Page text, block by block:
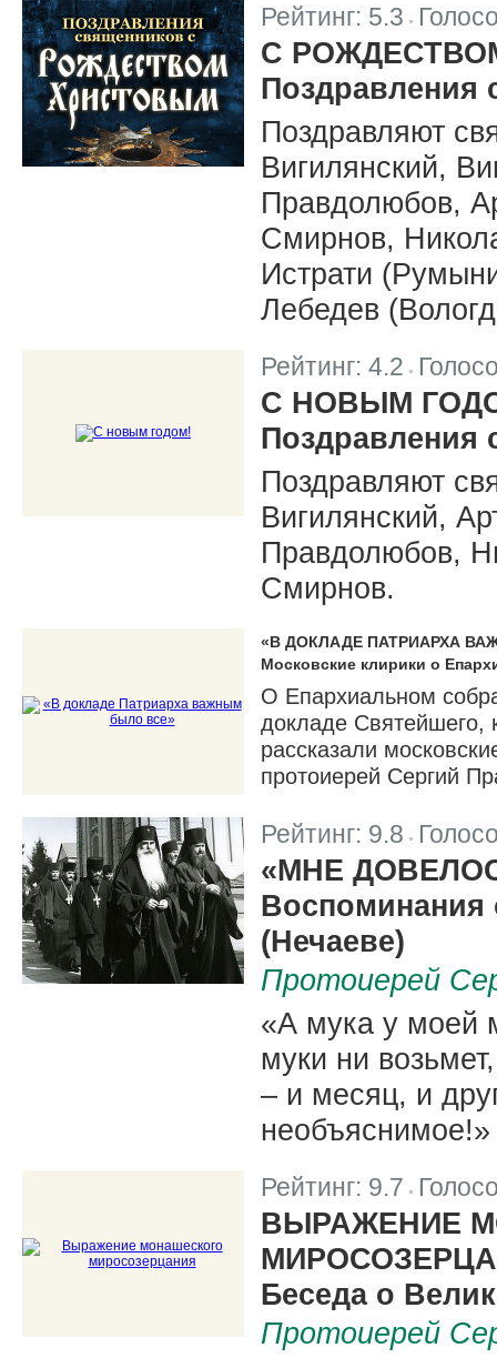
Рейтинг: 5.3 |
С
Поздравляют
Вигилянский,
Правдолюбов,
Смирнов,
Истрати
Лебедев
Рейтинг: 4.2
С НОВЫМ
Поздравляют
Вигилянский,
Правдолюбов,
Смирнов.
«В ДОКЛАДЕ ПАТРИАРХА
Московские клирики о
О Епархиальном
докладе Святейшего,
рассказали
протоиерей Сергий
Рейтинг: 9.8
«МНЕ
Воспоминания
(Нечаеве)
Протоиерей
«А мука у моей
муки ни
– и месяц, и
Рейтинг: 9.7
ВЫРАЖЕНИЕ
Беседа о
Протоиерей